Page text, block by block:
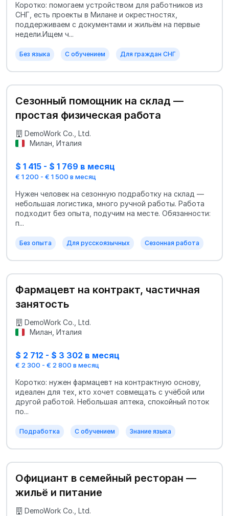
Коротко: помогаем устройством для работников из
СНГ, есть проекты в Милане и окрестностях,
поддерживаем с документами и жильём на первые
недели.Ищем ч...
Без языка С обучением Для граждан СНГ
Сезонный помощник на склад —
простая физическая работа
DemoWork Co., Ltd.
Милан, Италия
$ 1 415 - $ 1 769 в месяц
€ 1 200 - € 1 500 в месяц
Нужен человек на сезонную подработку на склад —
небольшая логистика, много ручной работы. Работа
подходит без опыта, подучим на месте. Обязанности:
п...
Без опыта Для русскоязычных Сезонная работа
Фармацевт на контракт, частичная
занятость
DemoWork Co., Ltd.
Милан, Италия
$ 2 712 - $ 3 302 в месяц
€ 2 300 - € 2 800 в месяц
Коротко: нужен фармацевт на контрактную основу,
идеален для тех, кто хочет совмещать с учёбой или
другой работой. Небольшая аптека, спокойный поток
по...
Подработка С обучением Знание языка
Официант в семейный ресторан —
жильё и питание
DemoWork Co., Ltd.